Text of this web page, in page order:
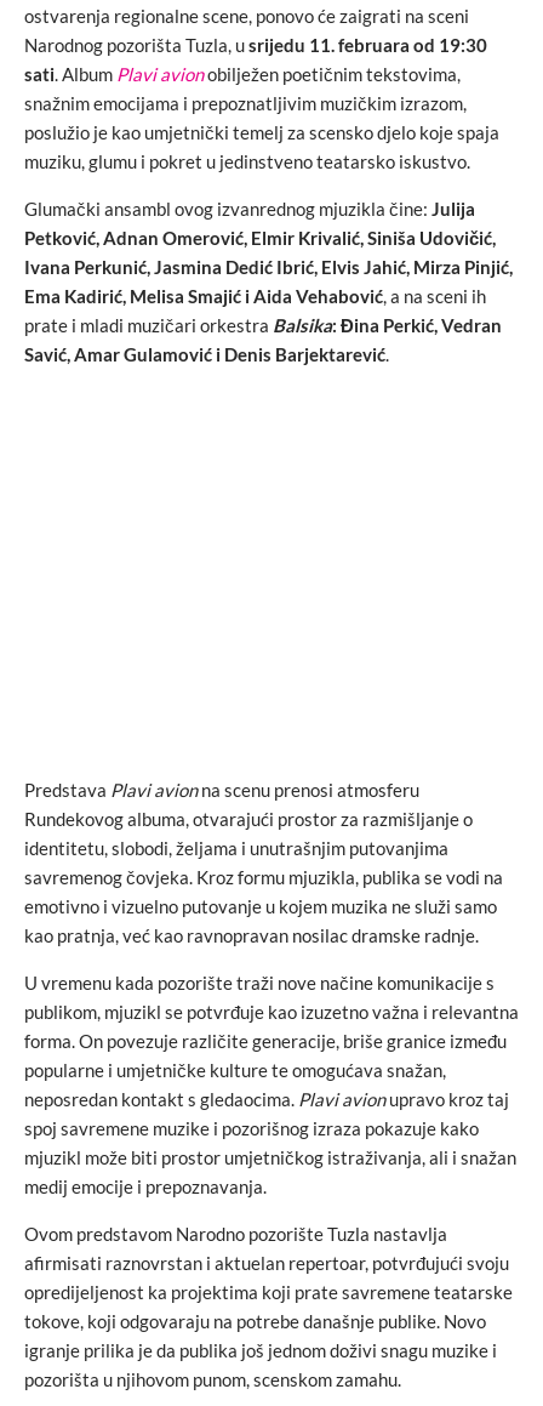
ostvarenja regionalne scene, ponovo će zaigrati na sceni
Narodnog pozorišta Tuzla, usrijedu 11. februara od 19:30
sati. Album Plavi avionobilježen poetičnim tekstovima,
snažnim emocijama i prepoznatljivim muzičkim izrazom,
poslužio je kao umjetnički temelj za scensko djelo koje spaja
muziku, glumu i pokret u jedinstveno teatarsko iskustvo.
Glumački ansambl ovog izvanrednog mjuzikla čine: Julija
Petković, Adnan Omerović, Elmir Krivalić, Siniša Udovičić,
Ivana Perkunić, Jasmina Dedić Ibrić, Elvis Jahić, Mirza Pinjić,
Ema Kadirić, Melisa Smajić i Aida Vehabović, a na sceni ih
prate i mladi muzičari orkestra Balsika: Đina Perkić, Vedran
Savić, Amar Gulamović i Denis Barjektarević.
Predstava Plavi avionna scenu prenosi atmosferu
Rundekovog albuma, otvarajući prostor za razmišljanje o
identitetu, slobodi, željama i unutrašnjim putovanjima
savremenog čovjeka. Kroz formu mjuzikla, publika se vodi na
emotivno i vizuelno putovanje u kojem muzika ne služi samo
kao pratnja, već kao ravnopravan nosilac dramske radnje.
U vremenu kada pozorište traži nove načine komunikacije s
publikom, mjuzikl se potvrđuje kao izuzetno važna i relevantna
forma. On povezuje različite generacije, briše granice između
popularne i umjetničke kulture te omogućava snažan,
neposredan kontakt s gledaocima. Plavi avionupravo kroz taj
spoj savremene muzike i pozorišnog izraza pokazuje kako
mjuzikl može biti prostor umjetničkog istraživanja, ali i snažan
medij emocije i prepoznavanja.
Ovom predstavom Narodno pozorište Tuzla nastavlja
afirmisati raznovrstan i aktuelan repertoar, potvrđujući svoju
opredijeljenost ka projektima koji prate savremene teatarske
tokove, koji odgovaraju na potrebe današnje publike. Novo
igranje prilika je da publika još jednom doživi snagu muzike i
pozorišta u njihovom punom, scenskom zamahu.